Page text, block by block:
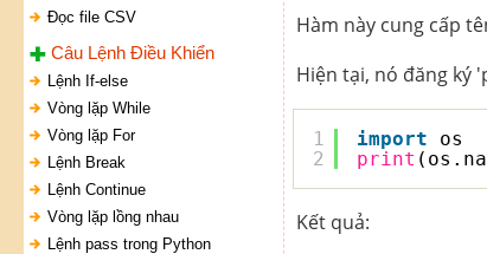
Đọc file CSV
Câu Lệnh Điều Khiển
Lệnh If-else
Vòng lặp While
Vòng lặp For
Lệnh Break
Lệnh Continue
Vòng lặp lồng nhau
Lệnh pass trong Python
Hàm này cung cấp
Hiện tại, nó đăng ký
1
2
import
os
print
Kết quả: